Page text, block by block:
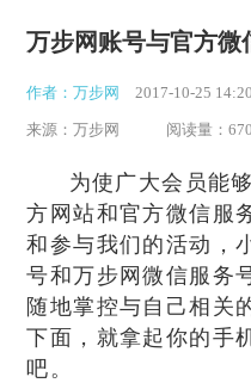
万步网账号与官方
作者：万步网 2017-10-25 14:20
来源：万步网 阅读量：
为使广大会员能
方网站和官方微信服
和参与我们的活动，
号和万步网微信服务
随地掌控与自己相关
下面，就拿起你的手
吧。